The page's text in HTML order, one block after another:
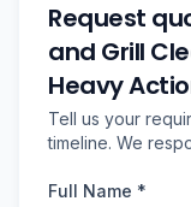
Request
and Grill
Heavy
Tell us your
timeline. We
Full Name *